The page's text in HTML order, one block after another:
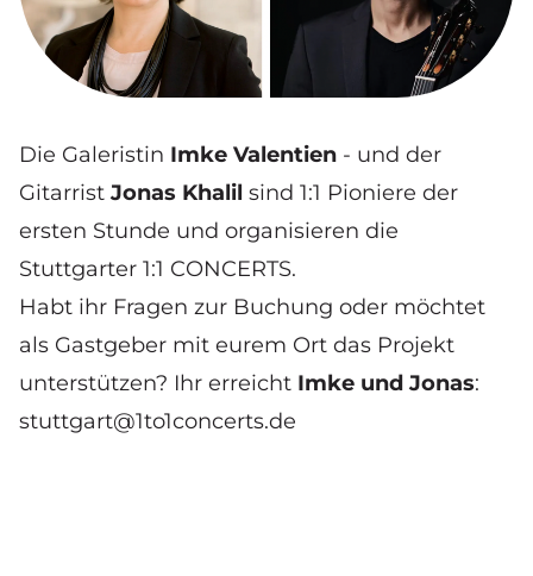
Die Galeristin Imke Valentien - und der
Gitarrist Jonas Khalil sind 1:1 Pioniere der
ersten Stunde und organisieren die
Stuttgarter 1:1 CONCERTS.
Habt ihr Fragen zur Buchung oder möchtet
als Gastgeber mit eurem Ort das Projekt
unterstützen? Ihr erreicht Imke und Jonas:
stuttgart@1to1concerts.de